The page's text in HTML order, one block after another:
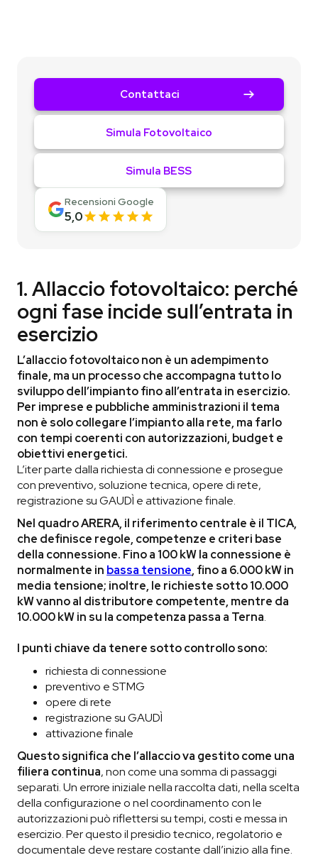
Contattaci
Simula Fotovoltaico
Simula BESS
Recensioni Google
5,0
1. Allaccio fotovoltaico: perché
ogni fase incide sull’entrata in
esercizio
L’allaccio fotovoltaico non è un adempimento
finale, ma un processo che accompagna tutto lo
sviluppo dell’impianto fino all’entrata in esercizio.
Per imprese e pubbliche amministrazioni il tema
non è solo collegare l’impianto alla rete, ma farlo
con tempi coerenti con autorizzazioni, budget e
obiettivi energetici.
L’iter parte dalla richiesta di connessione e prosegue
con preventivo, soluzione tecnica, opere di rete,
registrazione su GAUDÌ e attivazione finale.
Nel quadro ARERA, il riferimento centrale è il TICA,
che definisce regole, competenze e criteri base
della connessione. Fino a 100 kW la connessione è
normalmente in bassa tensione, fino a 6.000 kW in
media tensione; inoltre, le richieste sotto 10.000
kW vanno al distributore competente, mentre da
10.000 kW in su la competenza passa a Terna.
I punti chiave da tenere sotto controllo sono:
richiesta di connessione
preventivo e STMG
opere di rete
registrazione su GAUDÌ
attivazione finale
Questo significa che l’allaccio va gestito come una
filiera continua, non come una somma di passaggi
separati. Un errore iniziale nella raccolta dati, nella scelta
della configurazione o nel coordinamento con le
autorizzazioni può riflettersi su tempi, costi e messa in
esercizio. Per questo il presidio tecnico, regolatorio e
documentale deve restare costante dall’inizio alla fine.